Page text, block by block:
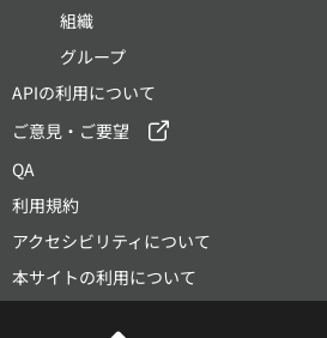
組織
グループ
APIの利用について
ご意見・ご要望
QA
利用規約
アクセシビリティについて
本サイトの利用について